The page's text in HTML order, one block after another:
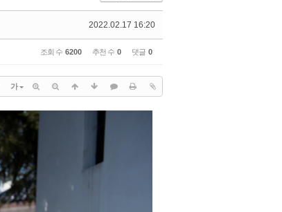
2022.02.17 16:20
조회 수 6200 추천 수 0 댓글 0
가